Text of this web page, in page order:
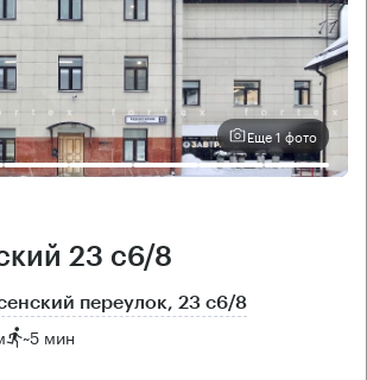
Еще 1 фото
23 с6/8
переулок, 23 с6/8
~5 мин